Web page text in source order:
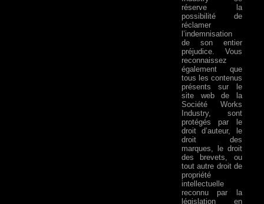
réserve la
possibilité de
réclamer
l’indemnisation
de son entier
préjudice. Vous
reconnaissez
également que
tous les contenus
présents sur le
site web de la
Société Works
Industry, sont
protégés par le
droit d’auteur, le
droit des
marques, le droit
des brevets, ou
tout autre droit de
propriété
intellectuelle
reconnu par la
législation en